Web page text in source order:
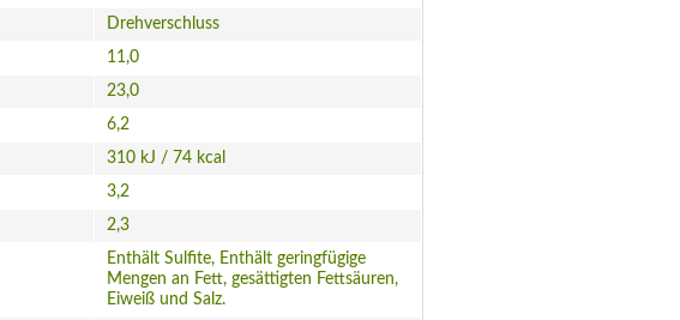
Drehverschluss
11,0
23,0
6,2
310 kJ / 74 kcal
3,2
2,3
Enthält Sulfite, Enthält geringfügige
Mengen an Fett, gesättigten Fettsäuren,
Eiweiß und Salz.